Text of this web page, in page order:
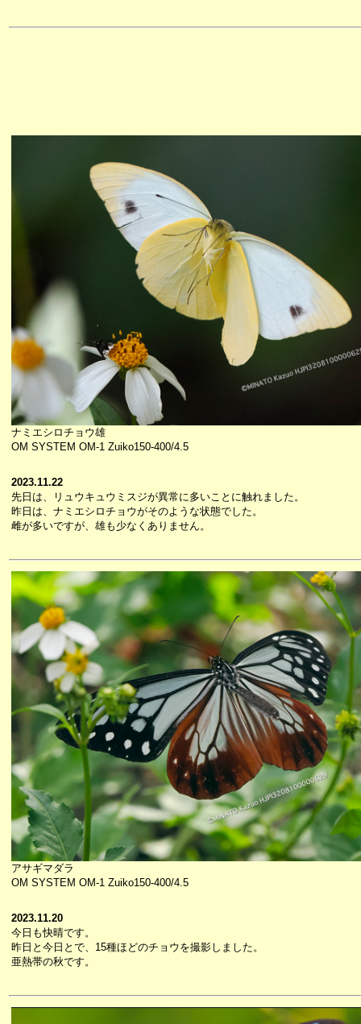
ナミエシロチョウ雄
OM SYSTEM OM-1 Zuiko150-400/4.5
2023.11.22
先日は、リュウキュウミスジが異常に多いことに触れました。
昨日は、ナミエシロチョウがそのような状態でした。
雌が多いですが、雄も少なくありません。
アサギマダラ
OM SYSTEM OM-1 Zuiko150-400/4.5
2023.11.20
今日も快晴です。
昨日と今日とで、15種ほどのチョウを撮影しました。
亜熱帯の秋です。